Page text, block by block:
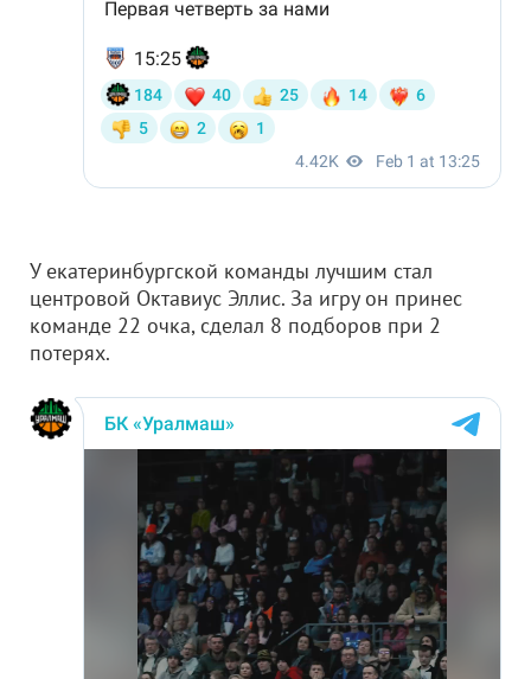
У екатеринбургской команды лучшим стал
центровой Октавиус Эллис. За игру он принес
команде 22 очка, сделал 8 подборов при 2
потерях.